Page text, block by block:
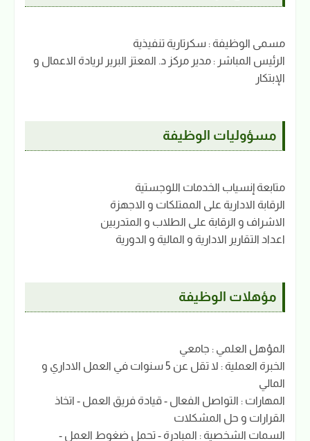
مسمى الوظيفة : سكرتارية تنفيذية
الرئيس المباشر : مدير مركز د. المعتز البرير لريادة الاعمال و
الإبتكار
مسؤوليات الوظيفة
متابعة إنسياب الخدمات اللوجستية
الرقابة الادارية على الممتلكات و الاجهزة
الاشراف و الرقابة على الطلاب و المتدربين
اعداد التقارير الادارية و المالية و الدورية
مؤهلات الوظيفة
المؤهل العلمي : جامعي
الخبرة العملية : لا تقل عن 5 سنوات في العمل الاداري و
المالي
المهارات : التواصل الفعال - قيادة فريق العمل - اتخاذ
القرارات و حل المشكلات
السمات الشخصية : المبادرة - تحمل ضغوط العمل -